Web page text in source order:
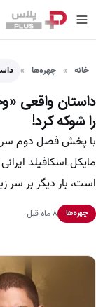
خانه چهره‌ها
داستان واقعی
را شوکه کرد!
با پخش فصل دوم
مایکل اسکافیلد
است، بار دیگر بر سر
چهره‌ها ۸ ماه قبل